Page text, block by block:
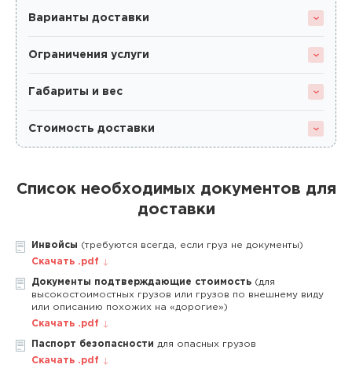
Варианты доставки
Ограничения услуги
Габариты и вес
Стоимость доставки
Список необходимых документов для
доставки
Инвойсы (требуются всегда, если груз не документы)
Скачать .pdf
Документы подтверждающие стоимость (для
высокостоимостных грузов или грузов по внешнему виду
или описанию похожих на «дорогие»)
Скачать .pdf
Паспорт безопасности для опасных грузов
Скачать .pdf